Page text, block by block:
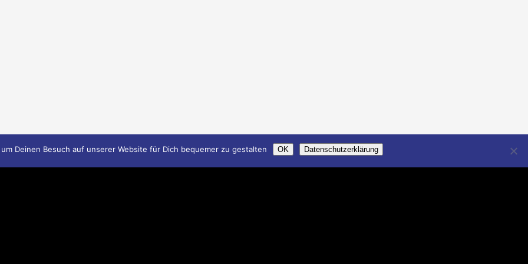
Deinen Besuch auf unserer Website für Dich bequemer zu gestalten OK Datenschutzerklärung